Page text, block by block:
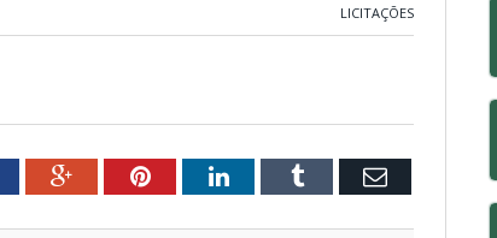
LICITAÇÕES
Google+PinterestLinkedInTumblr Email